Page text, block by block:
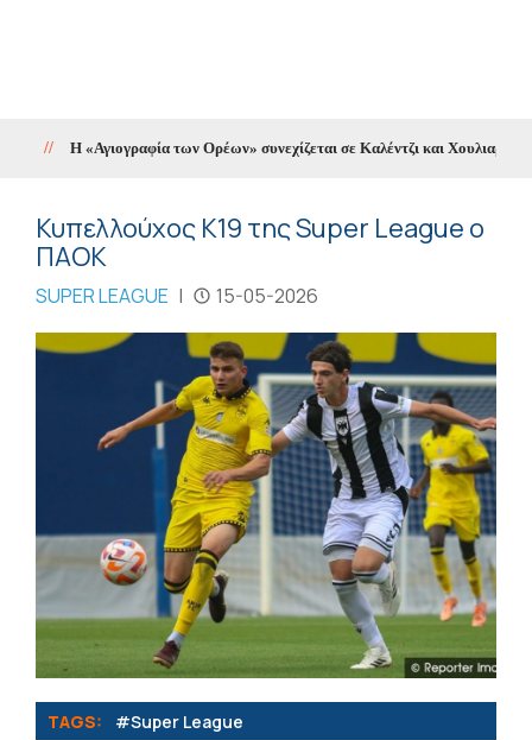
Η «Αγιογραφία των Ορέων» συνεχίζεται σε Καλέντζι και Χουλιαράδες
Κυπελλούχος Κ19 της Super League ο
ΠΑΟΚ
SUPER LEAGUE | 15-05-2026
TAGS: #Super League